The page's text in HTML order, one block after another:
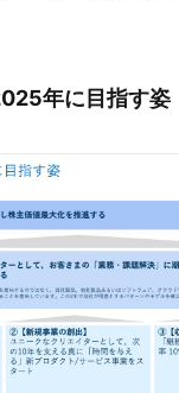
年に目指す姿